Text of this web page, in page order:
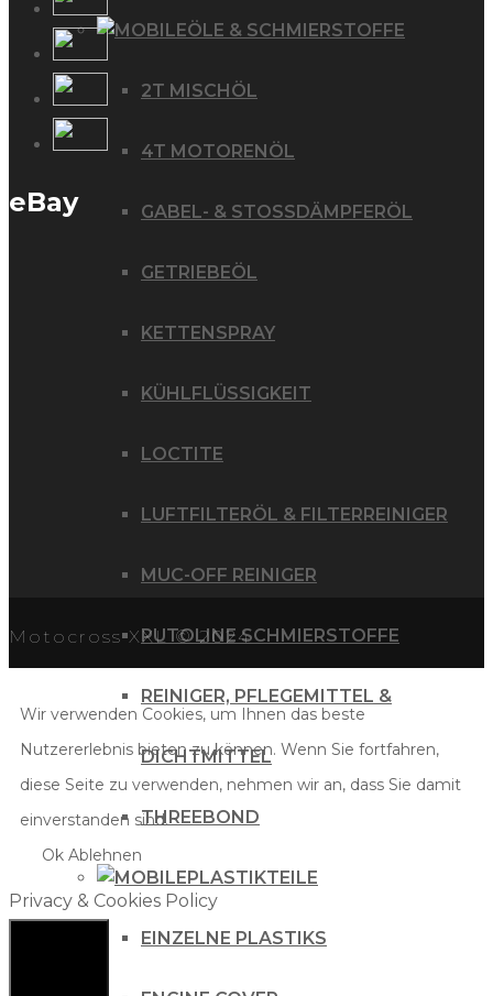
ÖLE & SCHMIERSTOFFE
2T MISCHÖL
4T MOTORENÖL
GABEL- & STOSSDÄMPFERÖL
GETRIEBEÖL
KETTENSPRAY
KÜHLFLÜSSIGKEIT
LOCTITE
LUFTFILTERÖL & FILTERREINIGER
MUC-OFF REINIGER
PUTOLINE SCHMIERSTOFFE
REINIGER, PFLEGEMITTEL &
DICHTMITTEL
THREEBOND
PLASTIKTEILE
EINZELNE PLASTIKS
eBay
Motocross XXL © 2024
Wir verwenden Cookies, um Ihnen das beste
Nutzererlebnis bieten zu können. Wenn Sie fortfahren,
diese Seite zu verwenden, nehmen wir an, dass Sie damit
einverstanden sind.
Ok Ablehnen
Privacy & Cookies Policy